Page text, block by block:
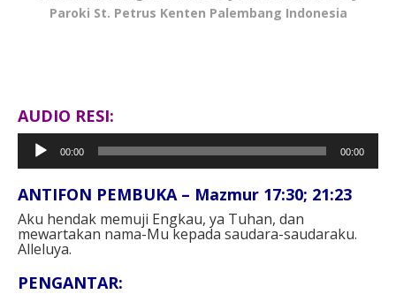
Paroki St. Petrus Kenten Palembang Indonesia
AUDIO RESI:
Pemutar
Audio
00:00 00:00
ANTIFON PEMBUKA – Mazmur 17:30; 21:23
Aku hendak memuji Engkau, ya Tuhan, dan
mewartakan nama-Mu kepada saudara-saudaraku.
Alleluya.
PENGANTAR: